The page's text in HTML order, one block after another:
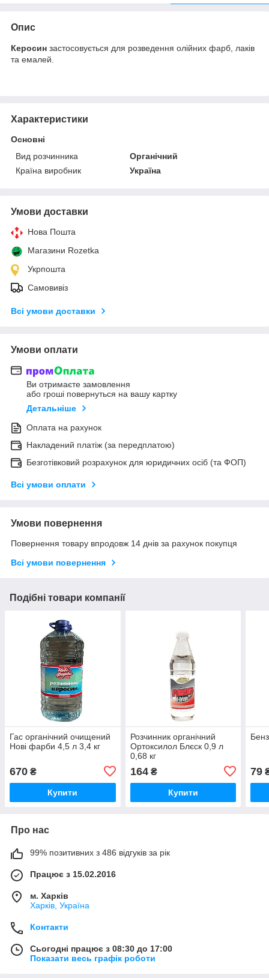
Опис
Керосин застосовується для розведення олійних фарб, лаків
та емалей.
Характеристики
Основні
Вид розчинника
Органічний
Країна виробник
Україна
Умови доставки
Нова Пошта
Магазини Rozetka
Укрпошта
Самовивіз
Всі умови доставки
Умови оплати
Ви отримаєте замовлення
або гроші повернуться на вашу картку
Детальніше
Оплата на рахунок
Накладений платіж (за передплатою)
Безготівковий розрахунок для юридичних осіб (та ФОП)
Всі умови оплати
Умови повернення
Повернення товару впродовж 14 днів за рахунок покупця
Всі умови повернення
Подібні товари компанії
Гас органічний очищений
Нові фарби 4,5 л 3,4 кг
670 ₴
Купити
Розчинник органічний
Ортоксилол Блєск 0,9 л
0,68 кг
164₴
Купити
79
Про нас
99% позитивних з 486 відгуків за рік
Працює з 15.02.2016
м. Харків
Харків, Україна
Контакти
Сьогодні працює з 08:30 до 17:00
Показати весь графік роботи